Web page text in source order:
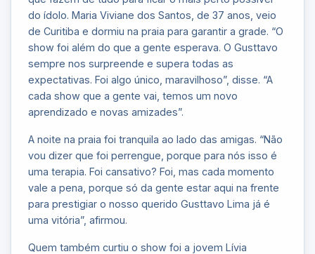
do ídolo. Maria Viviane dos Santos, de 37 anos, veio
de Curitiba e dormiu na praia para garantir a grade. “O
show foi além do que a gente esperava. O Gusttavo
sempre nos surpreende e supera todas as
expectativas. Foi algo único, maravilhoso”, disse. “A
cada show que a gente vai, temos um novo
aprendizado e novas amizades”.
A noite na praia foi tranquila ao lado das amigas. “Não
vou dizer que foi perrengue, porque para nós isso é
uma terapia. Foi cansativo? Foi, mas cada momento
vale a pena, porque só da gente estar aqui na frente
para prestigiar o nosso querido Gusttavo Lima já é
uma vitória”, afirmou.
Quem também curtiu o show foi a jovem Lívia